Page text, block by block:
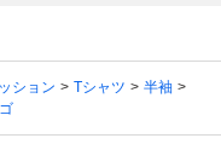
ション Tシャツ
半袖